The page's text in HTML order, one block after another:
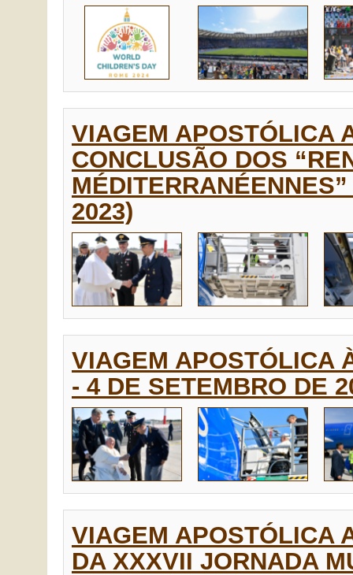
VIAGEM APOSTÓLICA
CONCLUSÃO DOS
2023)
VIAGEM APOSTÓLICA
- 4 DE SETEMBRO DE
VIAGEM APOSTÓLICA
DA XXXVII JORNADA